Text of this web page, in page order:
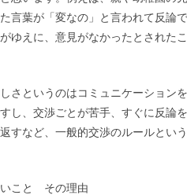
言葉が「変なの」と言われて反論
ゆえに、意見がなかったとされた
さというのはコミュニケーション
、交渉ごとが苦手、すぐに反論
すなど、一般的交渉のルールとい
こと その理由